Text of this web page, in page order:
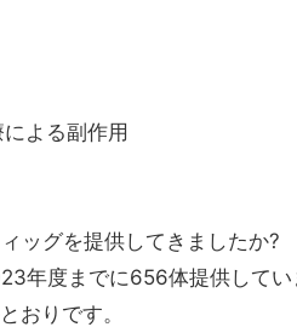
よる副作用
ッグを提供してきましたか?
年度までに656体提供してい
おりです。